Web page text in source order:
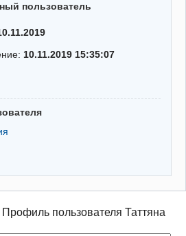
пользователь
10.11.2019 15:35:07
Профиль пользователя Таттяна